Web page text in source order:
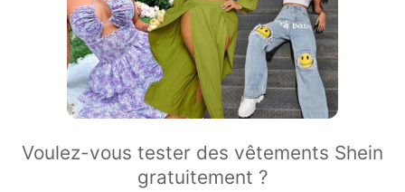
Voulez-vous tester des vêtements Shein
gratuitement ?